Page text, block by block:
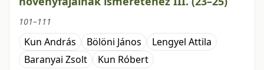
101–111
Kun András Bölöni János
Lengyel Attila
Baranyai Zsolt
Kun Róbert